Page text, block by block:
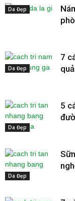
Da Đẹp
Da Đẹp
7
Da Đẹp
5
Da Đẹp